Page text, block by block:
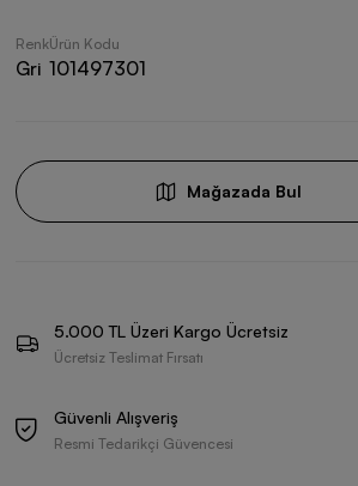
Renk
Gri
Ürün Kodu
101497301
Mağazada Bul
5.000 TL Üzeri Kargo Ücretsiz
Ücretsiz Teslimat Fırsatı
Güvenli Alışveriş
Resmi Tedarikçi Güvencesi